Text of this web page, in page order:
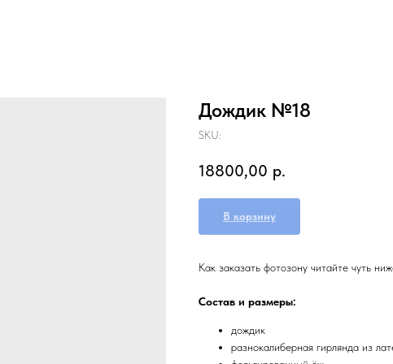
Дождик №18
SKU:
18800,00 р.
В корзину
Как заказать фотозону читайте чуть
Состав и размеры:
дождик
разнокалиберная гирлянда из